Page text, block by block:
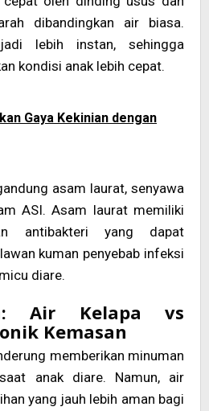
dibandingkan air biasa.
lebih instan, sehingga
kondisi anak lebih cepat.
Gaya Kekinian dengan
asam laurat, senyawa
ASI. Asam laurat memiliki
antibakteri yang dapat
kuman penyebab infeksi
diare.
Air Kelapa vs
Kemasan
memberikan minuman
anak diare. Namun, air
yang jauh lebih aman bagi